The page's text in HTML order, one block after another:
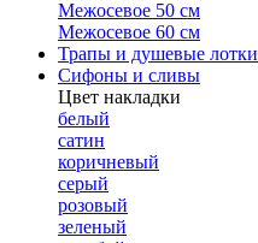
Межосевое 50 см
Межосевое 60 см
Трапы и душевые лотки
Сифоны и сливы
Цвет накладки
белый
сатин
коричневый
серый
розовый
зеленый